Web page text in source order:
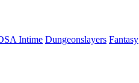
Intime Dungeonslayers Fantasy